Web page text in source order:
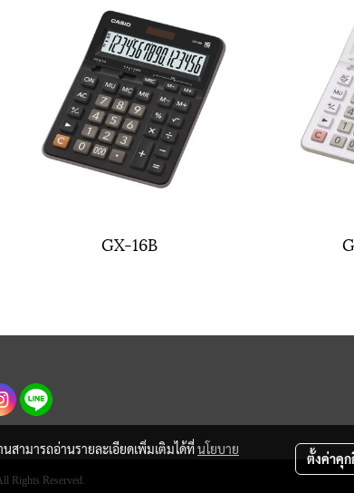
GX-16B
Rights Reserved.
สามารถอ่านรายละเอียดเพิ่มเติมได้ที่นโยบาย
ตั้งค่าคุก